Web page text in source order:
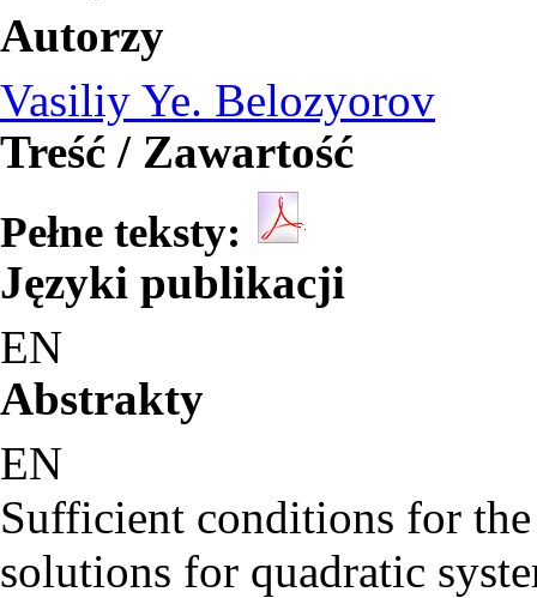
Autorzy
Vasiliy Ye. Belozyorov
Treść / Zawartość
Pełne teksty:
Języki publikacji
EN
Abstrakty
EN
Sufficient conditions for
solutions for quadratic